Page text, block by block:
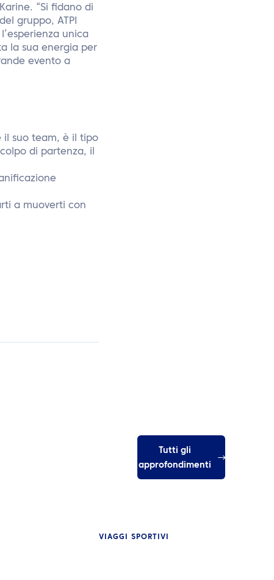
“Si fidano di
gruppo, ATPI
unica
la sua energia per
evento a
il suo team, è il tipo
di partenza, il
a muoverti con
Tutti gli
approfondimenti
VIAGGI SPORTIVI